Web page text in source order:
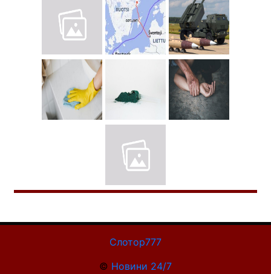
Слотор777
© Новини 24/7